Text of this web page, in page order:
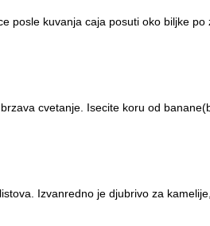
kuvanja caja posuti oko biljke
cvetanje. Isecite koru od
Izvanredno je djubrivo za